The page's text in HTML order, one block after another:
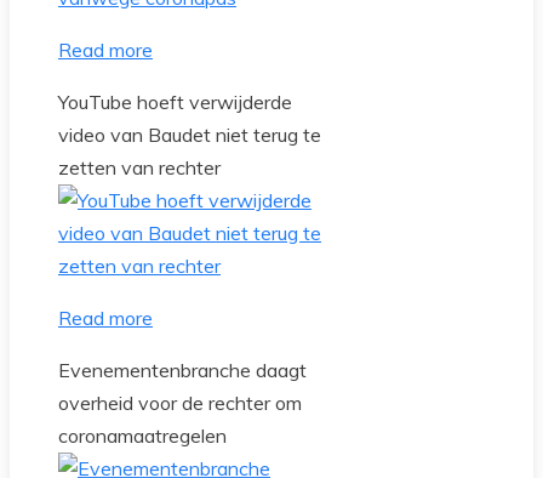
Read more
YouTube hoeft verwijderde
video van Baudet niet terug te
zetten van rechter
Read more
Evenementenbranche daagt
overheid voor de rechter om
coronamaatregelen